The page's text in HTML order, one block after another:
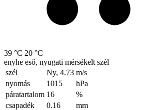
39 °C 20 °C
enyhe eső, nyugati mérsékelt szél
szél
Ny, 4.73 m/s
nyomás
1015
hPa
páratartalom 16
%
csapadék
0.16
mm